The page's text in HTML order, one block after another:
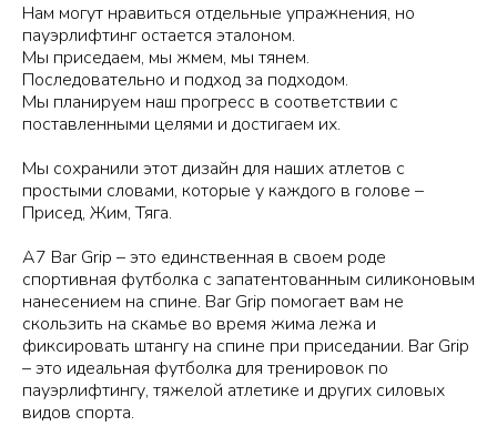
Нам могут нравиться отдельные упражнения, но
пауэрлифтинг остается эталоном.
Мы приседаем, мы жмем, мы тянем.
Последовательно и подход за подходом.
Мы планируем наш прогресс в соответствии с
поставленными целями и достигаем их.
Мы сохранили этот дизайн для наших атлетов с
простыми словами, которые у каждого в голове –
Присед, Жим, Тяга.
A7 Bar Grip – это единственная в своем роде
спортивная футболка с запатентованным силиконовым
нанесением на спине. Bar Grip помогает вам не
скользить на скамье во время жима лежа и
фиксировать штангу на спине при приседании. Bar Grip
– это идеальная футболка для тренировок по
пауэрлифтингу, тяжелой атлетике и других силовых
видов спорта.